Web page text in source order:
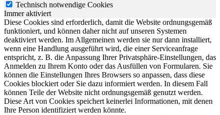
Technisch notwendige Cookies
Immer aktiviert
Diese Cookies sind erforderlich, damit die Website ordnungsgemäß
funktioniert, und können daher nicht auf unseren Systemen
deaktiviert werden. Im Allgemeinen werden sie nur dann installiert,
wenn eine Handlung ausgeführt wird, die einer Serviceanfrage
entspricht, z. B. die Anpassung Ihrer Privatsphäre-Einstellungen, das
Anmelden zu Ihrem Konto oder das Ausfüllen von Formularen. Sie
können die Einstellungen Ihres Browsers so anpassen, dass diese
Cookies blockiert oder Sie dazu informiert werden. In diesem Fall
können Teile der Website nicht ordnungsgemäß genutzt werden.
Diese Art von Cookies speichert keinerlei Informationen, mit denen
Ihre Person identifiziert werden könnte.